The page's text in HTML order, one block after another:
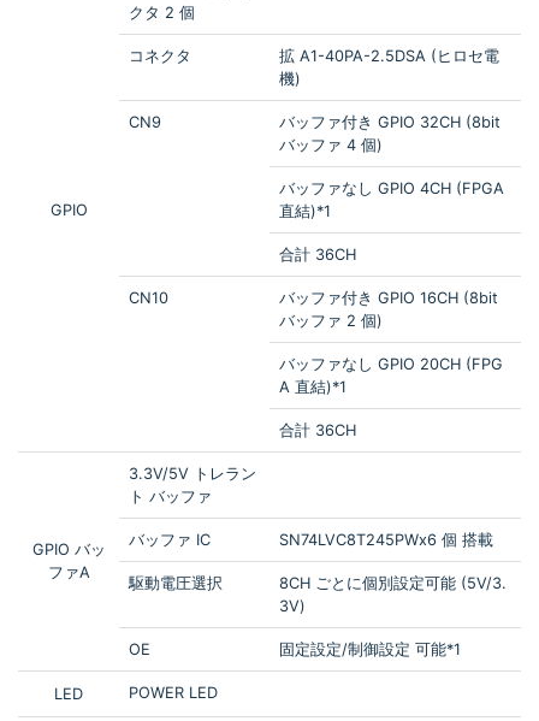
GPIO
クタ 2 個
コネクタ
拡 A1-40PA-2.5DSA (ヒロセ電
機)
CN9
バッファ付き GPIO 32CH (8bit
バッファ 4 個)
バッファなし GPIO 4CH (FPGA
直結)*1
合計 36CH
CN10
バッファ付き GPIO 16CH (8bit
バッファ 2 個)
バッファなし GPIO 20CH (FPG
A 直結)*1
合計 36CH
GPIO バッ
ファA
3.3V/5V トレラン
ト バッファ
バッファ IC SN74LVC8T245PWx6 個 搭載
駆動電圧選択
8CH ごとに個別設定可能 (5V/3.
3V)
OE 固定設定/制御設定 可能*1
LED POWER LED